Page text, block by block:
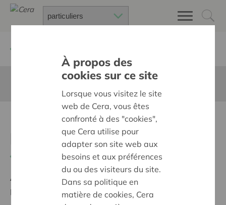
Inrichten van
buitenspeelruimte
Ambition:
Des quartiers chaleureux et bienveillants
pour tous
À propos des
cookies sur ce site
Lorsque vous visitez le site
web de Cera, vous êtes
confronté à des "cookies",
que Cera utilise pour
adapter son site web aux
besoins et aux préférences
du ou des visiteurs du site.
Dans sa politique en
matière de cookies, Cera